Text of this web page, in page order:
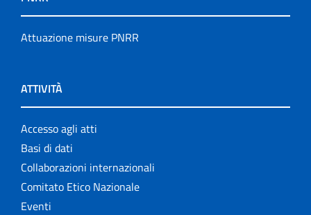
Attuazione misure PNRR
ATTIVITÀ
Accesso agli atti
Basi di dati
Collaborazioni internazionali
Comitato Etico Nazionale
Eventi